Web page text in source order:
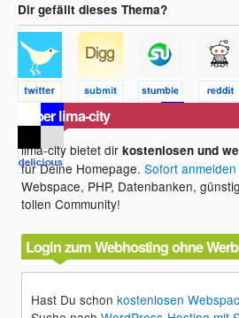
Dir gefällt dieses Thema?
Über lima-city
lima-city bietet dirkostenlosen und
für Deine Homepage.Sofort anmelden
Webspace, PHP, Datenbanken,
tollen Community!
Login zum Webhosting ohne
Hast Du schonkostenlosen